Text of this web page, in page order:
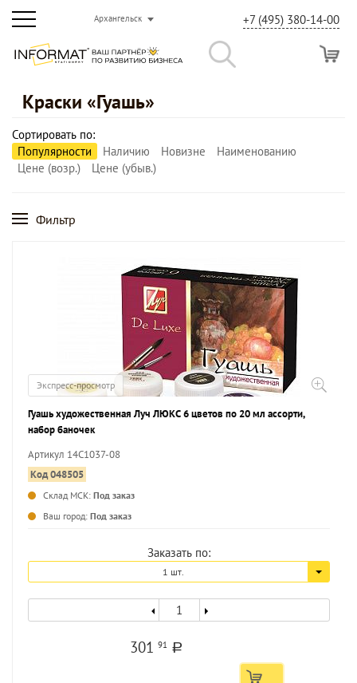
Архангельск +7 (495) 380-14-00
Краски «Гуашь»
Сортировать по:
Популярности
Наличию Новизне
Наименованию
Цене (возр.)
Цене (убыв.)
Фильтр
Экспресс-просмотр
Гуашь художественная Луч ЛЮКС 6 цветов по 20 мл ассорти,
набор баночек
Артикул 14С1037-08
Код 048505
Склад МСК: Под заказ
Ваш город: Под заказ
Заказать по:
1 шт.
30191 a